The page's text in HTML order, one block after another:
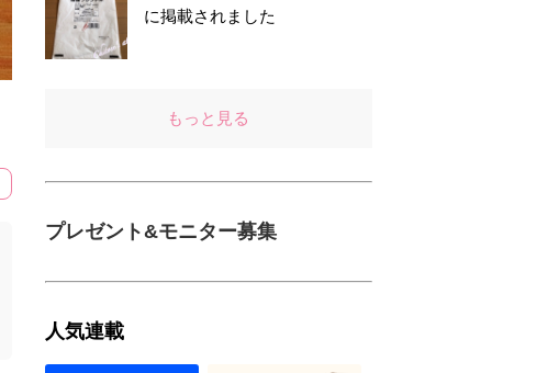
に掲載されました
もっと見る
プレゼント&モニター募集
人気連載